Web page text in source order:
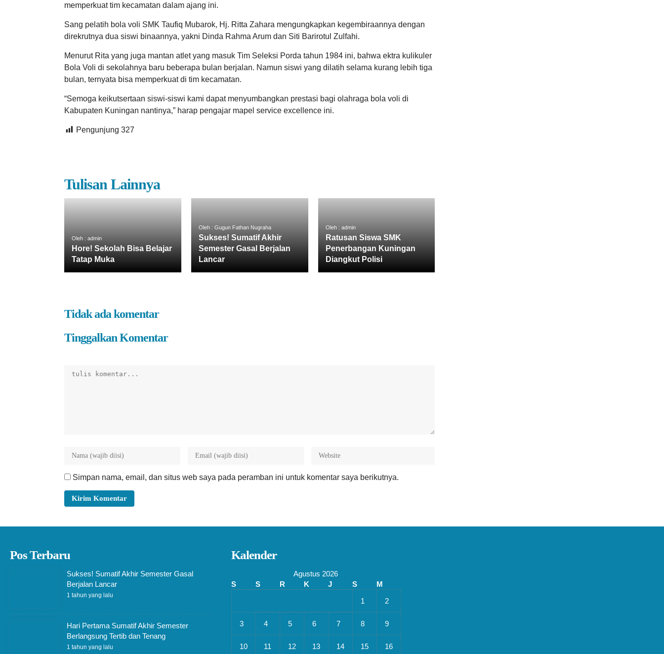
memperkuat tim kecamatan dalam ajang ini.
Sang pelatih bola voli SMK Taufiq Mubarok, Hj. Ritta Zahara mengungkapkan kegembiraannya dengan
direkrutnya dua siswi binaannya, yakni Dinda Rahma Arum dan Siti Barirotul Zulfahi.
Menurut Rita yang juga mantan atlet yang masuk Tim Seleksi Porda tahun 1984 ini, bahwa ektra kulikuler
Bola Voli di sekolahnya baru beberapa bulan berjalan. Namun siswi yang dilatih selama kurang lebih tiga
bulan, ternyata bisa memperkuat di tim kecamatan.
“Semoga keikutsertaan siswi-siswi kami dapat menyumbangkan prestasi bagi olahraga bola voli di
Kabupaten Kuningan nantinya,” harap pengajar mapel service excellence ini.
Pengunjung 327
Tulisan Lainnya
Oleh : admin
Hore! Sekolah Bisa Belajar
Tatap Muka
Oleh : Gugun Fathan Nugraha
Sukses! Sumatif Akhir
Semester Gasal Berjalan
Lancar
Oleh : admin
Ratusan Siswa SMK
Penerbangan Kuningan
Diangkut Polisi
Tidak ada komentar
Tinggalkan Komentar
Simpan nama, email, dan situs web saya pada peramban ini untuk komentar saya berikutnya.
Pos Terbaru
Sukses! Sumatif Akhir Semester Gasal
Berjalan Lancar
1 tahun yang lalu
Hari Pertama Sumatif Akhir Semester
Berlangsung Tertib dan Tenang
1 tahun yang lalu
Kalender
Agustus 2026
S
S R K J S
M
1
2
3 4 5 6 7 8 9
10 11 12 13 14 15 16